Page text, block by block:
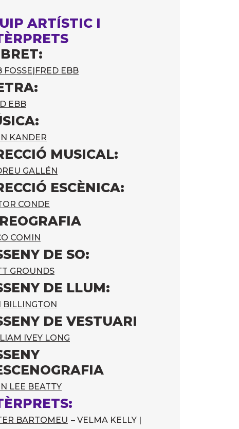
ARTÍSTIC I
FOSSE|FRED EBB
EBB
KANDER
MUSICAL:
GALLÉN
ESCÈNICA:
CONDE
COMIN
DE SO:
GROUNDS
DE LLUM:
BILLINGTON
DE VESTUARI
IVEY LONG
LEE BEATTY
BARTOMEU – VELMA KELLY |